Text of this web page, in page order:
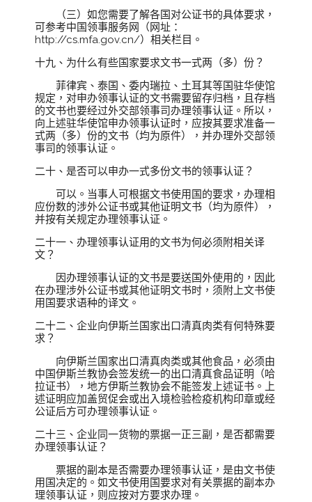
（三）如您需要了解各国对公证书的具体要求，
可参考中国领事服务网（网址：
http://cs.mfa.gov.cn/）相关栏目。
十九、为什么有些国家要求文书一式两（多）份？
菲律宾、泰国、委内瑞拉、土耳其等国驻华使馆
规定，对申办领事认证的文书需要留存归档，且存档
的文书也要经过外交部领事司办理领事认证。所以，
向上述驻华使馆申办领事认证时，应按其要求准备一
式两（多）份的文书（均为原件），并办理外交部领
事司的领事认证。
二十、是否可以申办一式多份文书的领事认证？
可以。当事人可根据文书使用国的要求，办理相
应份数的涉外公证书或其他证明文书（均为原件），
并按有关规定办理领事认证。
二十一、办理领事认证用的文书为何必须附相关译
文？
因办理领事认证的文书是要送国外使用的，因此
在办理涉外公证书或其他证明文书时，须附上文书使
用国要求语种的译文。
二十二、企业向伊斯兰国家出口清真肉类有何特殊要
求？
向伊斯兰国家出口清真肉类或其他食品，必须由
中国伊斯兰教协会签发统一的出口清真食品证明（哈
拉证书），地方伊斯兰教协会不能签发上述证书。上
述证明应加盖贸促会或出入境检验检疫机构印章或经
公证后方可办理领事认证。
二十三、企业同一货物的票据一正三副，是否都需要
办理领事认证？
票据的副本是否需要办理领事认证，是由文书使
用国决定的。如文书使用国要求对有关票据的副本办
理领事认证，则应按对方要求办理。